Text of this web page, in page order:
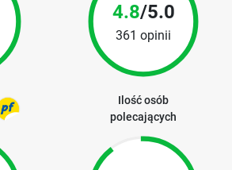
4.8/5.0
361 opinii
Ilość osób
polecających